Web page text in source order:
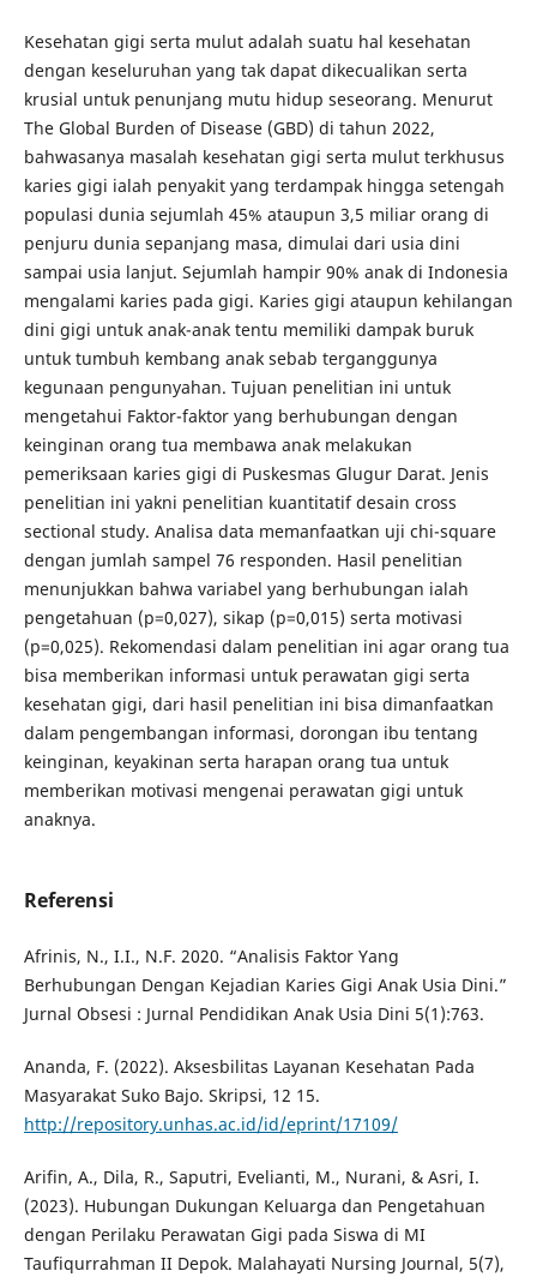
Kesehatan gigi serta mulut adalah suatu hal kesehatan
dengan keseluruhan yang tak dapat dikecualikan serta
krusial untuk penunjang mutu hidup seseorang. Menurut
The Global Burden of Disease (GBD) di tahun 2022,
bahwasanya masalah kesehatan gigi serta mulut terkhusus
karies gigi ialah penyakit yang terdampak hingga setengah
populasi dunia sejumlah 45% ataupun 3,5 miliar orang di
penjuru dunia sepanjang masa, dimulai dari usia dini
sampai usia lanjut. Sejumlah hampir 90% anak di Indonesia
mengalami karies pada gigi. Karies gigi ataupun kehilangan
dini gigi untuk anak-anak tentu memiliki dampak buruk
untuk tumbuh kembang anak sebab terganggunya
kegunaan pengunyahan. Tujuan penelitian ini untuk
mengetahui Faktor-faktor yang berhubungan dengan
keinginan orang tua membawa anak melakukan
pemeriksaan karies gigi di Puskesmas Glugur Darat. Jenis
penelitian ini yakni penelitian kuantitatif desain cross
sectional study. Analisa data memanfaatkan uji chi-square
dengan jumlah sampel 76 responden. Hasil penelitian
menunjukkan bahwa variabel yang berhubungan ialah
pengetahuan (p=0,027), sikap (p=0,015) serta motivasi
(p=0,025). Rekomendasi dalam penelitian ini agar orang tua
bisa memberikan informasi untuk perawatan gigi serta
kesehatan gigi, dari hasil penelitian ini bisa dimanfaatkan
dalam pengembangan informasi, dorongan ibu tentang
keinginan, keyakinan serta harapan orang tua untuk
memberikan motivasi mengenai perawatan gigi untuk
anaknya.
Referensi
Afrinis, N., I.I., N.F. 2020. “Analisis Faktor Yang
Berhubungan Dengan Kejadian Karies Gigi Anak Usia Dini.”
Jurnal Obsesi : Jurnal Pendidikan Anak Usia Dini 5(1):763.
Ananda, F. (2022). Aksesbilitas Layanan Kesehatan Pada
Masyarakat Suko Bajo. Skripsi, 12 15.
http://repository.unhas.ac.id/id/eprint/17109/
Arifin, A., Dila, R., Saputri, Evelianti, M., Nurani, & Asri, I.
(2023). Hubungan Dukungan Keluarga dan Pengetahuan
dengan Perilaku Perawatan Gigi pada Siswa di MI
Taufiqurrahman II Depok. Malahayati Nursing Journal, 5(7),